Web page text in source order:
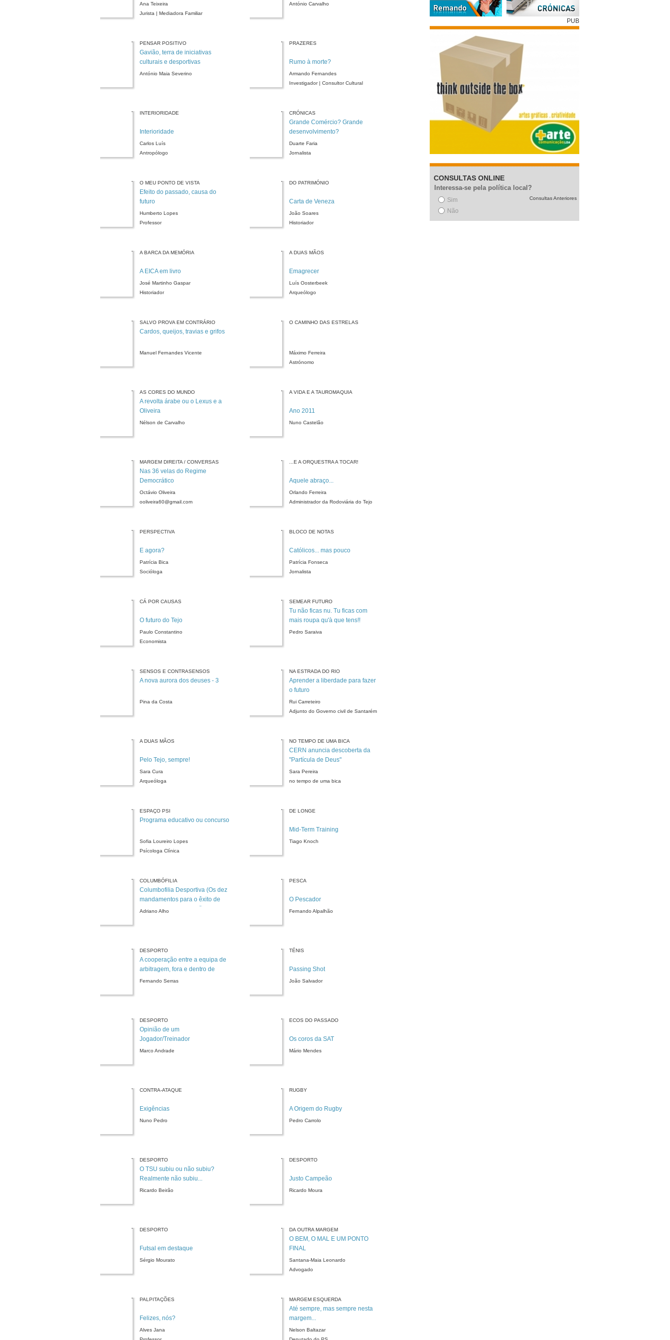
Ana Teixeira
Jurista | Mediadora Familiar
António Carvalho
PENSAR POSITIVO
Gavião, terra de iniciativas
culturais e desportivas
António Maia Severino
PRAZERES
Rumo à morte?
Armando Fernandes
Investigador | Consultor Cultural
INTERIORIDADE
Interioridade
Carlos Luís
Antropólogo
CRÓNICAS
Grande Comércio? Grande
desenvolvimento?
Duarte Faria
Jornalista
O MEU PONTO DE VISTA
Efeito do passado, causa do
futuro
Humberto Lopes
Professor
DO PATRIMÓNIO
Carta de Veneza
João Soares
Historiador
A BARCA DA MEMÓRIA
A EICA em livro
José Martinho Gaspar
Historiador
A DUAS MÃOS
Emagrecer
Luís Oosterbeek
Arqueólogo
SALVO PROVA EM CONTRÁRIO
Cardos, queijos, travias e grifos
Manuel Fernandes Vicente
O CAMINHO DAS ESTRELAS
Máximo Ferreira
Astrónomo
AS CORES DO MUNDO
A revolta árabe ou o Lexus e a
Oliveira
Nélson de Carvalho
A VIDA E A TAUROMAQUIA
Ano 2011
Nuno Castelão
MARGEM DIREITA / CONVERSAS
Nas 36 velas do Regime
Democrático
Octávio Oliveira
ooliveira60@gmail.com
...E A ORQUESTRA A TOCAR!
Aquele abraço...
Orlando Ferreira
Administrador da Rodoviária do Tejo
PERSPECTIVA
E agora?
Patrícia Bica
Socióloga
BLOCO DE NOTAS
Católicos... mas pouco
Patrícia Fonseca
Jornalista
CÁ POR CAUSAS
O futuro do Tejo
Paulo Constantino
Economista
SEMEAR FUTURO
Tu não ficas nu. Tu ficas com
mais roupa qu'à que tens!!
Pedro Saraiva
SENSOS E CONTRASENSOS
A nova aurora dos deuses - 3
Pina da Costa
NA ESTRADA DO RIO
Aprender a liberdade para fazer
o futuro
Rui Carreteiro
Adjunto do Governo civil de Santarém
A DUAS MÃOS
Pelo Tejo, sempre!
Sara Cura
Arqueóloga
NO TEMPO DE UMA BICA
CERN anuncia descoberta da
"Partícula de Deus"
Sara Pereira
no tempo de uma bica
ESPAÇO PSI
Programa educativo ou concurso
Sofia Loureiro Lopes
Psícologa Clínica
DE LONGE
Mid-Term Training
Tiago Knoch
COLUMBÓFILIA
Columbofilia Desportiva (Os dez
mandamentos para o êxito de
uma solta - Continuação)
Adriano Alho
PESCA
O Pescador
Fernando Alpalhão
DESPORTO
A cooperação entre a equipa de
arbitragem, fora e dentro de
campo
Fernando Serras
TÉNIS
Passing Shot
João Salvador
DESPORTO
Opinião de um
Jogador/Treinador
Marco Andrade
ECOS DO PASSADO
Os coros da SAT
Mário Mendes
CONTRA-ATAQUE
Exigências
Nuno Pedro
RUGBY
A Origem do Rugby
Pedro Carrolo
DESPORTO
O TSU subiu ou não subiu?
Realmente não subiu...
Ricardo Beirão
DESPORTO
Justo Campeão
Ricardo Moura
DESPORTO
Futsal em destaque
Sérgio Mourato
DA OUTRA MARGEM
O BEM, O MAL E UM PONTO
FINAL
Santana-Maia Leonardo
Advogado
PALPITAÇÕES
Felizes, nós?
Alves Jana
MARGEM ESQUERDA
Até sempre, mas sempre nesta
margem...
Nelson Baltazar
PUB
CONSULTAS ONLINE
Interessa-se pela política local?
Sim
Não
Consultas Anteriores